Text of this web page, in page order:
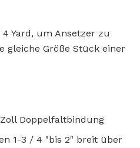
4 Yard, um Ansetzer zu
gleiche Größe Stück einer
Doppelfaltbindung
1-3 / 4 "bis 2" breit über